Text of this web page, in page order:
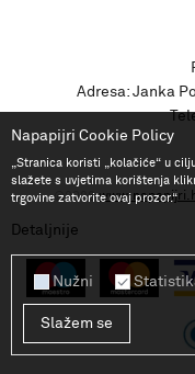
Adresa: Janka
©2026
Napapijri Cookie Policy
„Stranica koristi „kolačiće“ u
slažete s uvjetima korištenja
trgovine zatvorite ovaj prozor.“
Detaljnije
Nužni
Slažem se